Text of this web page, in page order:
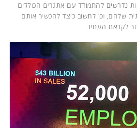
נדרשים להתמודד עם אתגרים הכוללים
שלהם, וכן לחשוב כיצד להכשיר אותם
לקראת העתיד.